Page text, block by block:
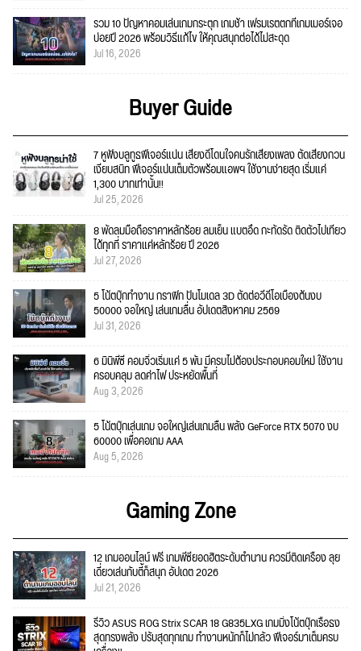
รวม 10 ปัญหาคอมเล่นเกมกระตุก เกมช้า เฟรมเรตตกที่เกมเมอร์เจอ
บ่อยปี 2026 พร้อมวิธีแก้ไข ให้คุณสนุกต่อได้ไม่สะดุด
Jul 16, 2026
Buyer Guide
7 หูฟังบลูทูธฟีเจอร์แน่น เสียงดีโดนใจคนรักเสียงเพลง ตัดเสียงกวน
เงียบสนิท ฟีเจอร์แน่นเต็มตัวพร้อมแอพฯ ใช้งานง่ายสุด เริ่มแค่
1,300 บาทเท่านั้น!!
Jul 25, 2026
8 พัดลมมือถือราคาหลักร้อย ลมเย็น แบตอึด กะทัดรัด ติดตัวไปเที่ยว
ได้ทุกที่ ราคาแค่หลักร้อย ปี 2026
Jul 27, 2026
5 โน้ตบุ๊กทำงาน กราฟิก ปั้นโมเดล 3D ตัดต่อวีดีโอเบื้องต้นงบ
50000 จอใหญ่ เล่นเกมลื่น อัปเดตสิงหาคม 2569
Jul 31, 2026
6 มินิพีซี คอมจิ๋วเริ่มแค่ 5 พัน มีครบไม่ต้องประกอบคอมใหม่ ใช้งาน
ครอบคลุม ลดค่าไฟ ประหยัดพื้นที่
Aug 3, 2026
5 โน้ตบุ๊กเล่นเกม จอใหญ่เล่นเกมลื่น พลัง GeForce RTX 5070 งบ
60000 เพื่อคอเกม AAA
Aug 5, 2026
Gaming Zone
12 เกมออนไลน์ ฟรี เกมพีซียอดฮิตระดับตำนาน ควรมีติดเครื่อง ลุย
เดี่ยวเล่นกับตี้ก็สนุก อัปเดต 2026
Jul 21, 2026
รีวิว ASUS ROG Strix SCAR 18 G835LXG เกมมิ่งโน้ตบุ๊กเรือธง
สุดทรงพลัง ปรับสุดทุกเกม ทำงานหนักก็ไม่กลัว ฟีเจอร์มาเต็มครบ